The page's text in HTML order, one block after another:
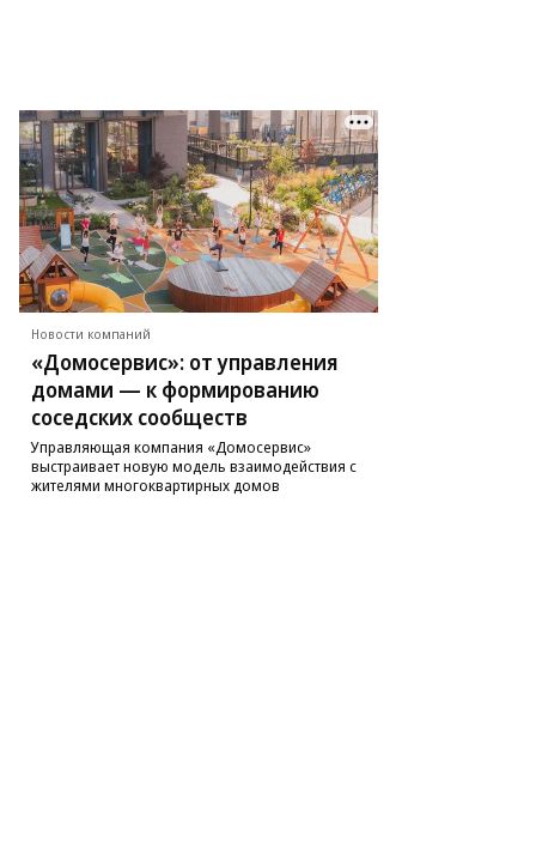
Новости компаний
«Домосервис»: от управления
домами — к формированию
соседских сообществ
Управляющая компания «Домосервис»
выстраивает новую модель взаимодействия с
жителями многоквартирных домов